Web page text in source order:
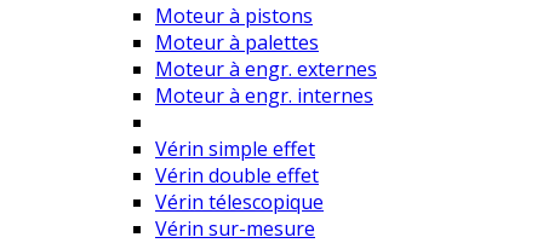
Moteur à pistons
Moteur à palettes
Moteur à engr. externes
Moteur à engr. internes
Vérin simple effet
Vérin double effet
Vérin télescopique
Vérin sur-mesure